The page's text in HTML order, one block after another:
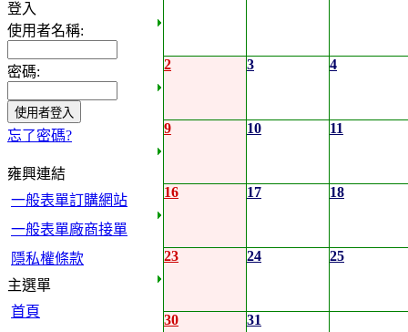
登入
使用者名稱:
密碼:
忘了密碼?
雍興連結
一般表單訂購網站
一般表單廠商接單
隱私權條款
主選單
首頁
2 3 4
9 10 11
16 17 18
23 24 25
30 31